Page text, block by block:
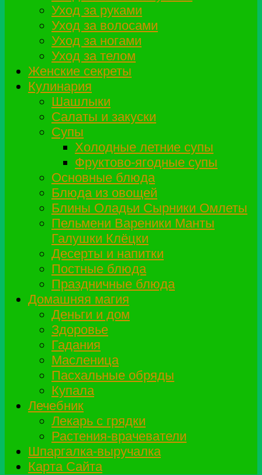
Уход за руками
Уход за волосами
Уход за ногами
Уход за телом
Женские секреты
Кулинария
Шашлыки
Салаты и закуски
Супы
Холодные летние супы
Фруктово-ягодные супы
Основные блюда
Блюда из овощей
Блины Оладьи Сырники Омлеты
Пельмени Вареники Манты
Галушки Клёцки
Десерты и напитки
Постные блюда
Праздничные блюда
Домашняя магия
Деньги и дом
Здоровье
Гадания
Масленица
Пасхальные обряды
Купала
Лечебник
Лекарь с грядки
Растения-врачеватели
Шпаргалка-выручалка
Карта Сайта